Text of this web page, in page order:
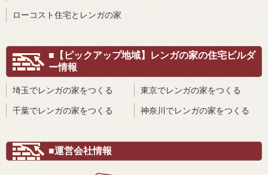
ローコスト住宅とレンガの家
■【ピックアップ地域】レンガの家の住宅ビルダ
ー情報
埼玉でレンガの家をつくる 東京でレンガの家をつくる
千葉でレンガの家をつくる 神奈川でレンガの家をつくる
■運営会社情報